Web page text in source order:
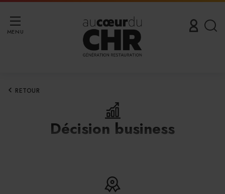
MENU
RETOUR
Décision business